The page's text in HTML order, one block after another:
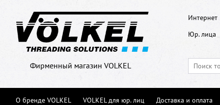
Фирменный магазин VOLKEL
Интернет
Юр. лица
О бренде VOLKEL VOLKEL для юр. лиц Доставка и оплата